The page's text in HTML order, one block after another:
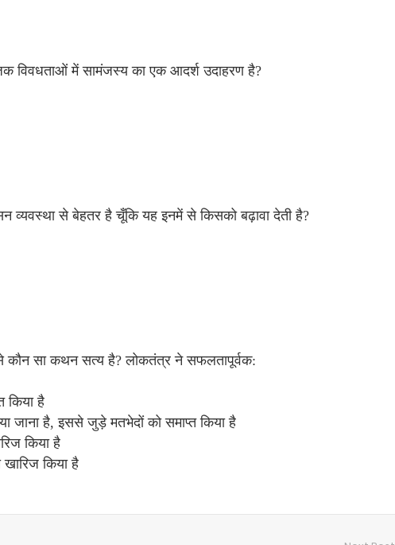
विवधताओं में सामंजस्य का एक आदर्श उदाहरण है?
व्यवस्था से बेहतर है चूँकि यह इनमें से किसको बढ़ावा देती है?
कौन सा कथन सत्य है? लोकतंत्र ने सफलतापूर्वक:
किया है
जाना है, इससे जुड़े मतभेदों को समाप्त किया है
किया है
किया है